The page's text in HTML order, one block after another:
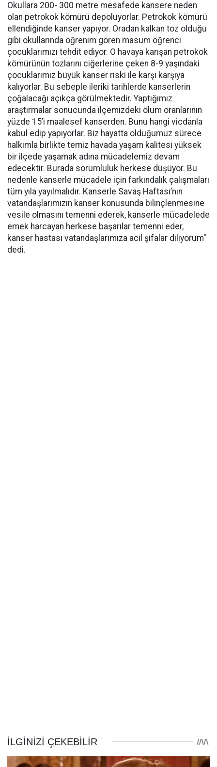
Okullara 200- 300 metre mesafede kansere neden
olan petrokok kömürü depoluyorlar. Petrokok kömürü
ellendiğinde kanser yapıyor. Oradan kalkan toz olduğu
gibi okullarında öğrenim gören masum öğrenci
çocuklarımızı tehdit ediyor. O havaya karışan petrokok
kömürünün tozlarını ciğerlerine çeken 8-9 yaşındaki
çocuklarımız büyük kanser riski ile karşı karşıya
kalıyorlar. Bu sebeple ileriki tarihlerde kanserlerin
çoğalacağı açıkça görülmektedir. Yaptığımız
araştırmalar sonucunda ilçemizdeki ölüm oranlarının
yüzde 15’i maalesef kanserden. Bunu hangi vicdanla
kabul edip yapıyorlar. Biz hayatta olduğumuz sürece
halkımla birlikte temiz havada yaşam kalitesi yüksek
bir ilçede yaşamak adına mücadelemiz devam
edecektir. Burada sorumluluk herkese düşüyor. Bu
nedenle kanserle mücadele için farkındalık çalışmaları
tüm yıla yayılmalıdır. Kanserle Savaş Haftası’nın
vatandaşlarımızın kanser konusunda bilinçlenmesine
vesile olmasını temenni ederek, kanserle mücadelede
emek harcayan herkese başarılar temenni eder,
kanser hastası vatandaşlarımıza acil şifalar diliyorum"
dedi.